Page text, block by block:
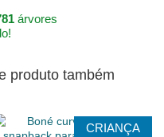
árvores
produto também
CRIANÇA